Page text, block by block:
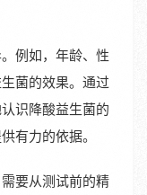
例如，年龄、性
菌的效果。通过
识降酸益生菌的
有力的依据。
要从测试前的精